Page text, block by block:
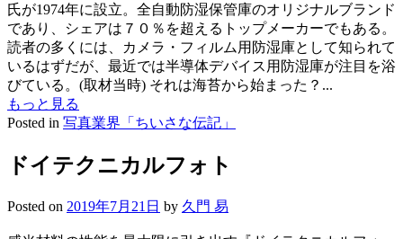
氏が1974年に設立。全自動防湿保管庫のオリジナルブランド
であり、シェアは７０％を超えるトップメーカーでもある。
読者の多くには、カメラ・フィルム用防湿庫として知られて
いるはずだが、最近では半導体デバイス用防湿庫が注目を浴
びている。(取材当時) それは海苔から始まった？...
もっと見る
Posted in 写真業界「ちいさな伝記」
ドイテクニカルフォト
Posted on 2019年7月21日 by 久門 易